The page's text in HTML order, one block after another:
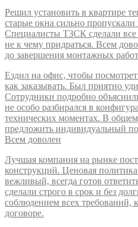
Решил установить в квартире
старые окна сильно пропускали
Специалисты ТЗСК сделали
не к чему придраться. Всем
до завершения монтажных
Ездил на офис, чтобы
как заказывать. Был приятно
Сотрудники подробно
не особо разбирался в
технических моментах. В
предложить индивидуальный
Всем доволен
Лучшая компания на рынке
конструкций. Ценовая
вежливый, всегда готов
сделали строго в срок и без
соблюдением всех требований,
договоре.